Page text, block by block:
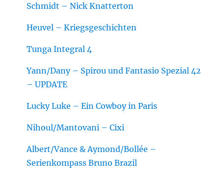
Schmidt – Nick Knatterton
Heuvel – Kriegsgeschichten
Tunga Integral 4
Yann/Dany – Spirou und Fantasio Spezial 42
– UPDATE
Lucky Luke – Ein Cowboy in Paris
Nihoul/Mantovani – Cixi
Albert/Vance & Aymond/Bollée –
Serienkompass Bruno Brazil